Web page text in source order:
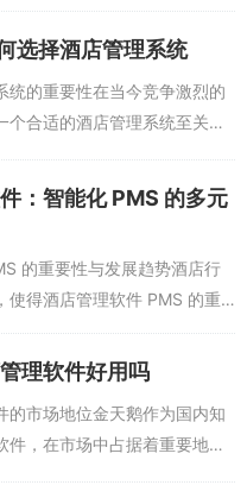
为一个营业日，更改方法是点
时间。再如客房退房时间，
准。还有离店客人帐务处理权
理，要重新处理帐务必须通
户需求和酒店实际情况，智能
合适的房间。同时，客房状
选择酒店管理系统
统的重要性在当今竞争激烈的
个合适的酒店管理系统至关重
的预订管理功能，可以快速处
求，减少人工操作的错误和时
：智能化 PMS 的多元
的重要性与发展趋势酒店行
使得酒店管理软件 PMS 的重
PMS 集成了酒店运营的各个方
理、预订管理、财务管理、客
理软件好用吗
的市场地位金天鹅作为国内知
件，在市场中占据着重要地